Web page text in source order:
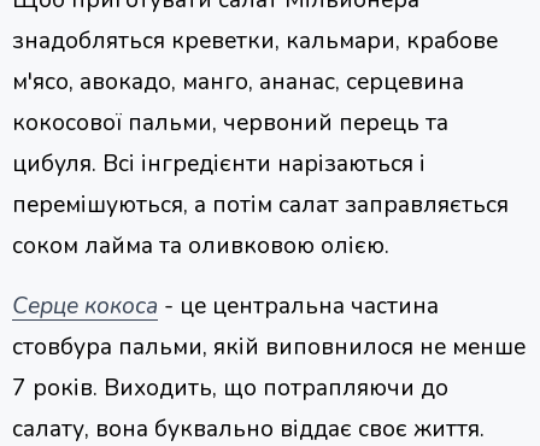
знадобляться креветки, кальмари, крабове
м'ясо, авокадо, манго, ананас, серцевина
кокосової пальми, червоний перець та
цибуля. Всі інгредієнти нарізаються і
перемішуються, а потім салат заправляється
соком лайма та оливковою олією.
Серце кокоса - це центральна частина
стовбура пальми, якій виповнилося не менше
7 років. Виходить, що потрапляючи до
салату, вона буквально віддає своє життя.